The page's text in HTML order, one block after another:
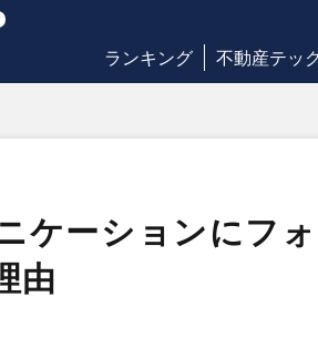
ランキング 不動産テック
ーションにフォ
由